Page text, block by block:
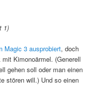
1)
Magic 3 ausprobiert, doch
Kimonoärmel. (Generell
gehen soll oder man einen
stören will.) Und so einen